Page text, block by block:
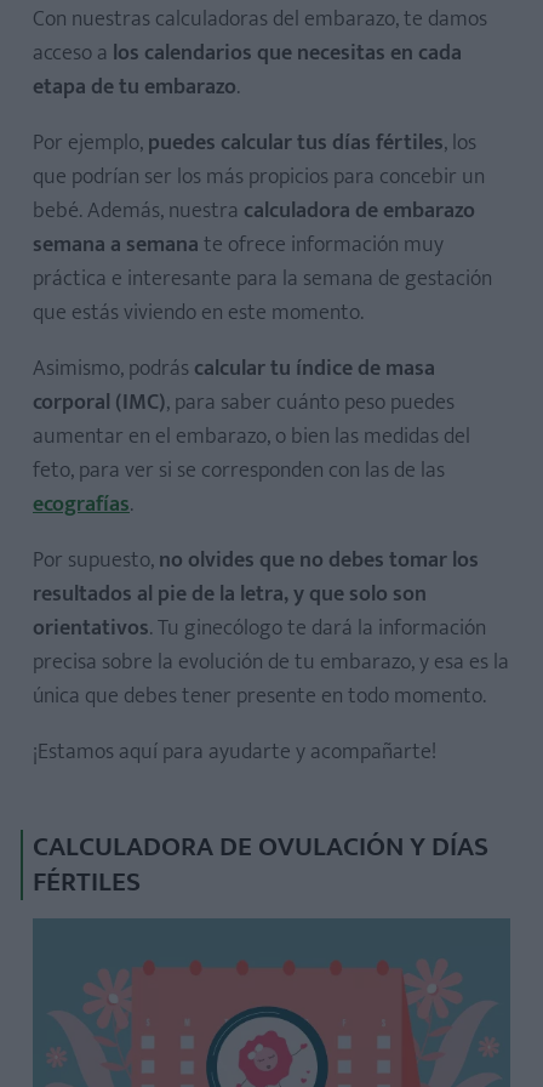
Con nuestras calculadoras del embarazo, te damos
acceso a los calendarios que necesitas en cada
etapa de tu embarazo.
Por ejemplo,puedes calcular tus días fértiles, los
que podrían ser los más propicios para concebir un
bebé. Además, nuestra calculadora de embarazo
semana a semanate ofrece información muy
práctica e interesante para la semana de gestación
que estás viviendo en este momento.
Asimismo, podrás calcular tu índice de masa
corporal (IMC), para saber cuánto peso puedes
aumentar en el embarazo, o bien las medidas del
feto, para ver si se corresponden con las de las
ecografías.
Por supuesto,no olvides que no debes tomar los
resultados al pie de la letra, y que solo son
orientativos. Tu ginecólogo te dará la información
precisa sobre la evolución de tu embarazo, y esa es la
única que debes tener presente en todo momento.
¡Estamos aquí para ayudarte y acompañarte!
CALCULADORA DE OVULACIÓN Y DÍAS
FÉRTILES